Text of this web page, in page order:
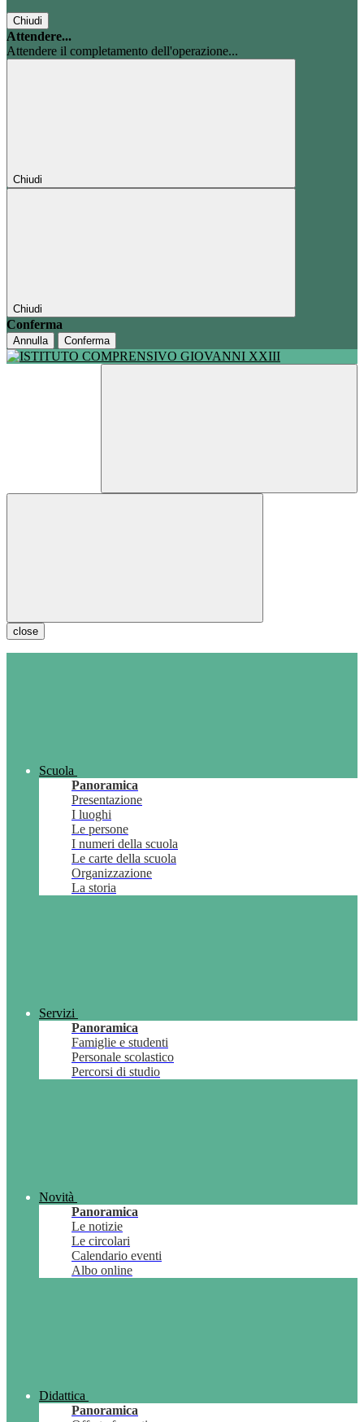
Chiudi
Attendere...
Attendere il completamento dell'operazione...
Chiudi
Chiudi
Conferma
Annulla Conferma
close
Scuola
Panoramica
Presentazione
I luoghi
Le persone
I numeri della scuola
Le carte della scuola
Organizzazione
La storia
Servizi
Panoramica
Famiglie e studenti
Personale scolastico
Percorsi di studio
Novità
Panoramica
Le notizie
Le circolari
Calendario eventi
Albo online
Didattica
Panoramica